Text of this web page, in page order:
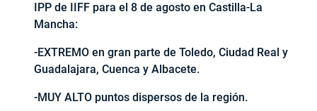
IPP de IIFF para el 8 de agosto en Castilla-La
Mancha:
-EXTREMO en gran parte de Toledo, Ciudad Real y
Guadalajara, Cuenca y Albacete.
-MUY ALTO puntos dispersos de la región.